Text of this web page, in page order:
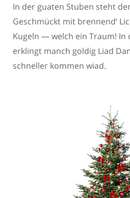
In der guaten Stuben steht
Geschmückt mit brennend‘
Kugeln — welch ein Traum! In
erklingt manch goldig Liad
schneller kommen wiad.